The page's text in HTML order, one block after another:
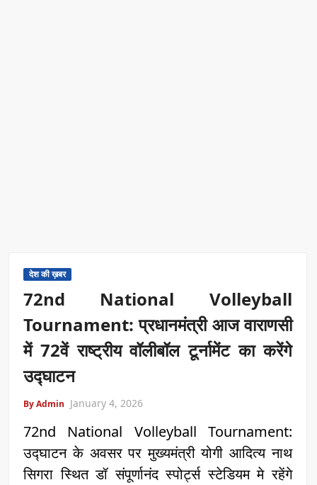
देश की ख़बर
72nd National Volleyball
Tournament: प्रधानमंत्री आज वाराणसी
में 72वें राष्ट्रीय वॉलीबॉल टूर्नामेंट का करेंगे
उद्घाटन
By Admin January 4, 2026
72nd National Volleyball Tournament:
उद्घाटन के अवसर पर मुख्यमंत्री योगी आदित्य नाथ
सिगरा स्थित डॉ संपूर्णानंद स्पोर्ट्स स्टेडियम मे रहेंगे